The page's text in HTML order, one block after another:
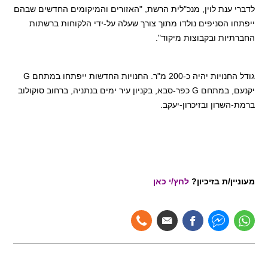
לדברי ענת לוין, מנכ"לית הרשת, "האזורים והמיקומים החדשים שבהם
ייפתחו הסניפים נולדו מתוך צורך שעלה על-ידי הלקוחות ברשתות
החברתיות ובקבוצות מיקוד".
גודל החנויות יהיה כ-200 מ"ר. החנויות החדשות ייפתחו במתחם
G
יקנעם, במתחם G כפר-סבא, בקניון עיר ימים בנתניה, ברחוב סוקולוב
ברמת-השרון ובזיכרון-יעקב.
מעוניין/ת בזיכיון?לחץ/י כאן